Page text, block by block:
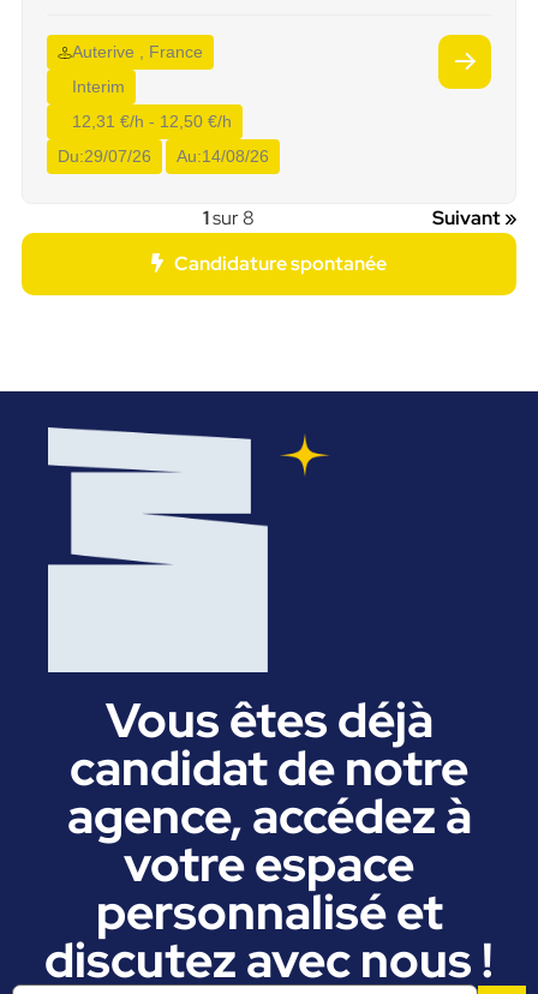
Auterive , France
Interim
12,31 €/h - 12,50 €/h
Du:29/07/26 Au:14/08/26
1sur 8
Suivant »
Candidature spontanée
Vous êtes déjà
candidat de notre
agence, accédez à
votre espace
personnalisé et
discutez avec nous !